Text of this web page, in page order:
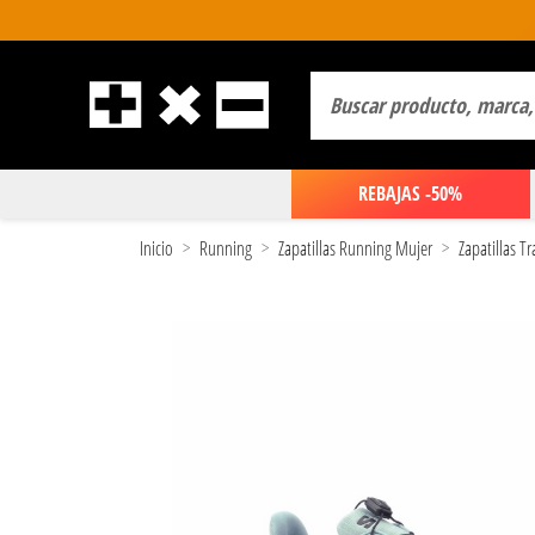
REBAJAS -50%
Inicio Running Zapatillas Running Mujer Zapatillas